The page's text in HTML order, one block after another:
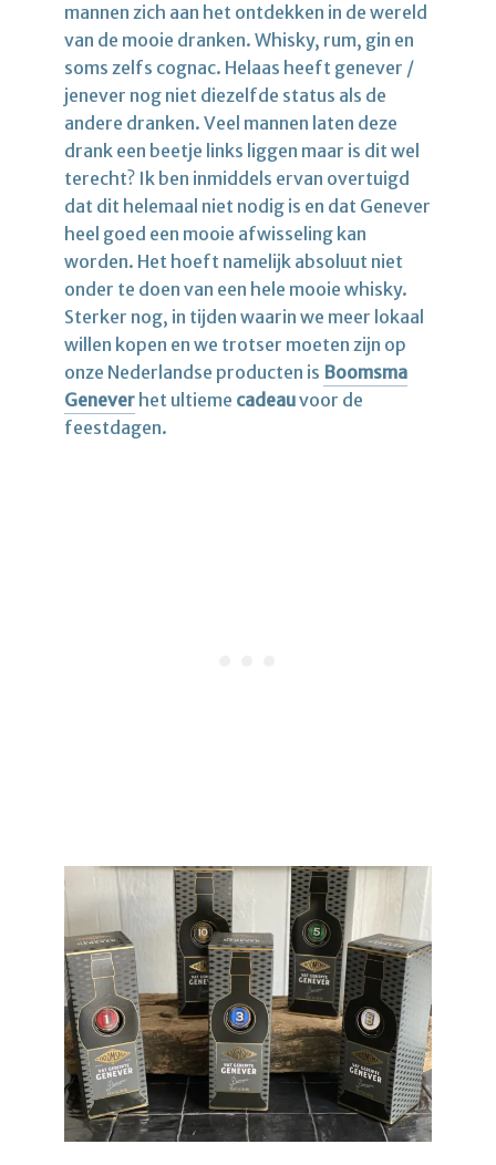
mannen zich aan het ontdekken in de wereld
van de mooie dranken. Whisky, rum, gin en
soms zelfs cognac. Helaas heeft genever /
jenever nog niet diezelfde status als de
andere dranken. Veel mannen laten deze
drank een beetje links liggen maar is dit wel
terecht? Ik ben inmiddels ervan overtuigd
dat dit helemaal niet nodig is en dat Genever
heel goed een mooie afwisseling kan
worden. Het hoeft namelijk absoluut niet
onder te doen van een hele mooie whisky.
Sterker nog, in tijden waarin we meer lokaal
willen kopen en we trotser moeten zijn op
onze Nederlandse producten is Boomsma
Genever het ultieme cadeauvoor de
feestdagen.